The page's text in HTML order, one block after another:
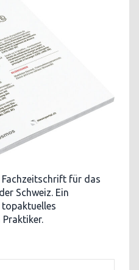
für das
Schweiz. Ein